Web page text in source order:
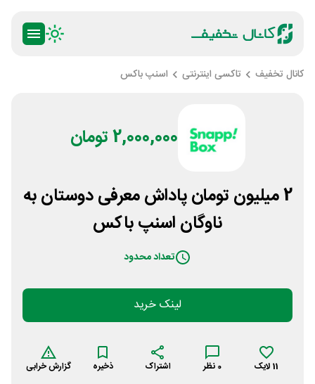
کانال تخفیف تاکسی اینترنتی اسنپ باکس
2,000,000 تومان
2 میلیون تومان پاداش معرفی دوستان به
ناوگان اسنپ باکس
تعداد محدود
لینک خرید
11لایک 0 نظر اشتراک ذخیره گزارش خرابی